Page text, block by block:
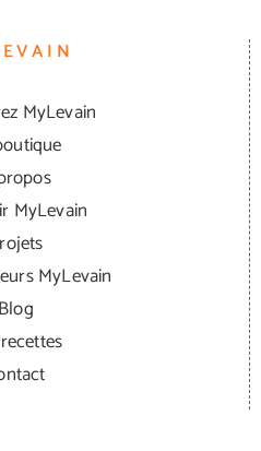
MyLevain
MyLevain
MyLevain
Blog